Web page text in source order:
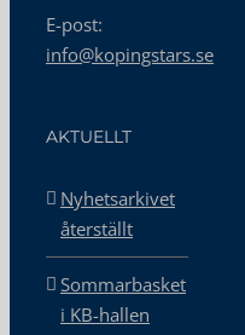
E-post:
info@kopingstars.se
AKTUELLT
Nyhetsarkivet
återställt
Sommarbasket
i KB-hallen